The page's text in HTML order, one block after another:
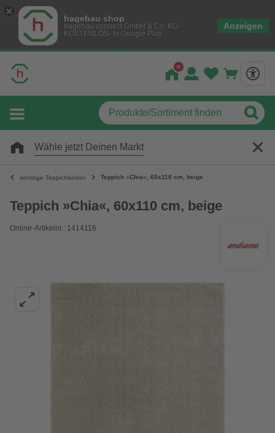
hagebau shop
hagebau connect GmbH & Co. KG
KOSTENLOS- In Google Play
Anzeigen
Wähle jetzt Deinen Markt
sonstige Teppichböden Teppich »Chia«, 60x110 cm, beige
Teppich »Chia«, 60x110 cm, beige
Online-Artikelnr.: 1414116